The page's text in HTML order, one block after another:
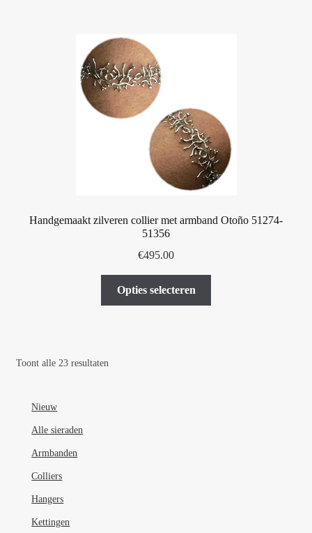
worden
op
de
productpagina
Handgemaakt zilveren collier met armband Otoño 51274-
51356
€495.00
Opties selecteren
Toont alle 23 resultaten
Nieuw
Alle sieraden
Armbanden
Colliers
Hangers
Kettingen